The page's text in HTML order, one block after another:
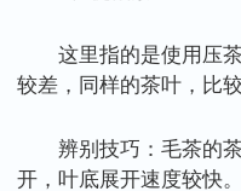
这里指的是使用压
较差，同样的茶叶，比
辨别技巧：毛茶的
开，叶底展开速度较快